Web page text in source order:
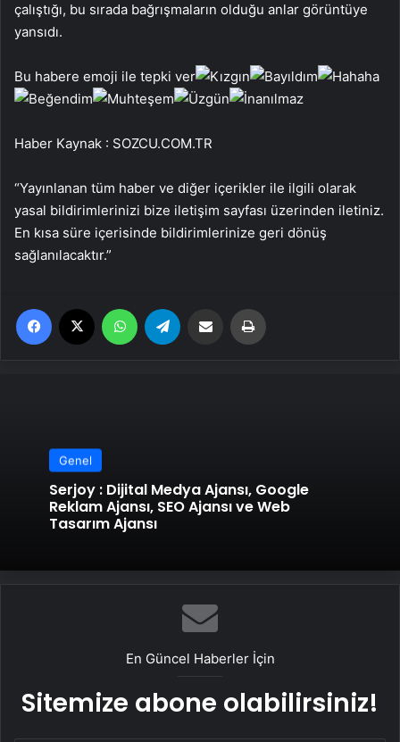
çalıştığı, bu sırada bağrışmaların olduğu anlar görüntüye
yansıdı.
Bu habere emoji ile tepki ver
Haber Kaynak : SOZCU.COM.TR
“Yayınlanan tüm haber ve diğer içerikler ile ilgili olarak
yasal bildirimlerinizi bize iletişim sayfası üzerinden iletiniz.
En kısa süre içerisinde bildirimlerinize geri dönüş
sağlanılacaktır.”
Facebook WhatsApp Email'den paylaş
Genel
Serjoy : Dijital Medya Ajansı, Google
Reklam Ajansı, SEO Ajansı ve Web
Tasarım Ajansı
En Güncel Haberler İçin
Sitemize abone olabilirsiniz!